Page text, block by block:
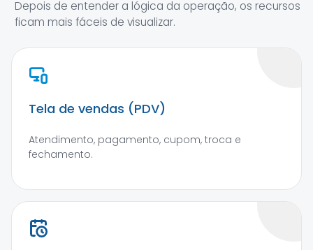
Depois de entender a lógica da operação, os recursos
ficam mais fáceis de visualizar.
Tela de vendas (PDV)
Atendimento, pagamento, cupom, troca e
fechamento.